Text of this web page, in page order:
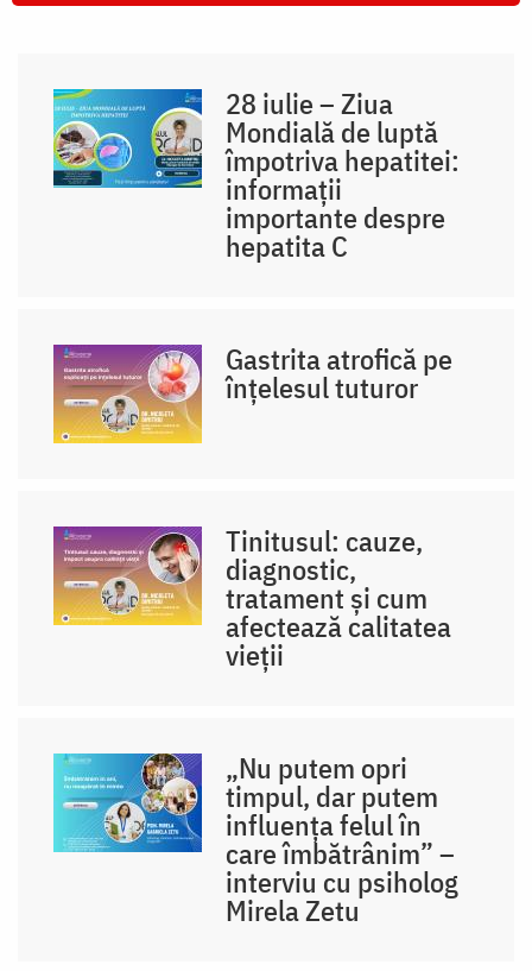
28 iulie – Ziua
Mondială de luptă
împotriva hepatitei:
informații
importante despre
hepatita C
Gastrita atrofică pe
înțelesul tuturor
Tinitusul: cauze,
diagnostic,
tratament și cum
afectează calitatea
vieții
„Nu putem opri
timpul, dar putem
influența felul în
care îmbătrânim” –
interviu cu psiholog
Mirela Zetu